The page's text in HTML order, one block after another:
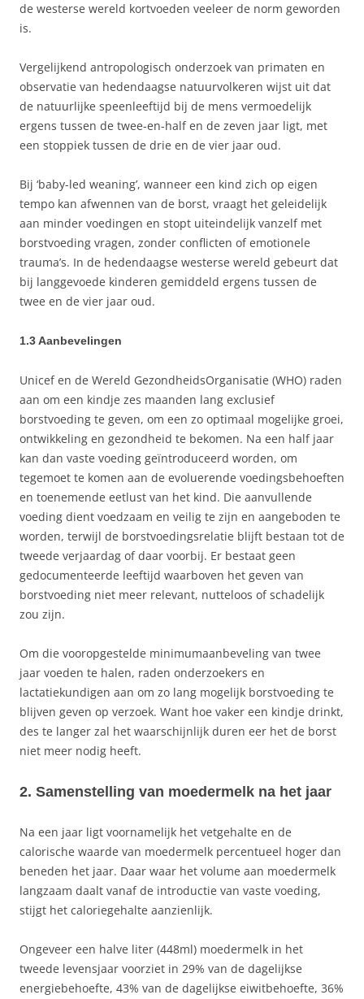
de westerse wereld kortvoeden veeleer de norm geworden
is.
Vergelijkend antropologisch onderzoek van primaten en
observatie van hedendaagse natuurvolkeren wijst uit dat
de natuurlijke speenleeftijd bij de mens vermoedelijk
ergens tussen de twee-en-half en de zeven jaar ligt, met
een stoppiek tussen de drie en de vier jaar oud.
Bij ‘baby-led weaning’, wanneer een kind zich op eigen
tempo kan afwennen van de borst, vraagt het geleidelijk
aan minder voedingen en stopt uiteindelijk vanzelf met
borstvoeding vragen, zonder conflicten of emotionele
trauma’s. In de hedendaagse westerse wereld gebeurt dat
bij langgevoede kinderen gemiddeld ergens tussen de
twee en de vier jaar oud.
1.3 Aanbevelingen
Unicef en de Wereld GezondheidsOrganisatie (WHO) raden
aan om een kindje zes maanden lang exclusief
borstvoeding te geven, om een zo optimaal mogelijke groei,
ontwikkeling en gezondheid te bekomen. Na een half jaar
kan dan vaste voeding geïntroduceerd worden, om
tegemoet te komen aan de evoluerende voedingsbehoeften
en toenemende eetlust van het kind. Die aanvullende
voeding dient voedzaam en veilig te zijn en aangeboden te
worden, terwijl de borstvoedingsrelatie blijft bestaan tot de
tweede verjaardag of daar voorbij. Er bestaat geen
gedocumenteerde leeftijd waarboven het geven van
borstvoeding niet meer relevant, nutteloos of schadelijk
zou zijn.
Om die vooropgestelde minimumaanbeveling van twee
jaar voeden te halen, raden onderzoekers en
lactatiekundigen aan om zo lang mogelijk borstvoeding te
blijven geven op verzoek. Want hoe vaker een kindje drinkt,
des te langer zal het waarschijnlijk duren eer het de borst
niet meer nodig heeft.
2. Samenstelling van moedermelk na het jaar
Na een jaar ligt voornamelijk het vetgehalte en de
calorische waarde van moedermelk percentueel hoger dan
beneden het jaar. Daar waar het volume aan moedermelk
langzaam daalt vanaf de introductie van vaste voeding,
stijgt het caloriegehalte aanzienlijk.
Ongeveer een halve liter (448ml) moedermelk in het
tweede levensjaar voorziet in 29% van de dagelijkse
energiebehoefte, 43% van de dagelijkse eiwitbehoefte, 36%